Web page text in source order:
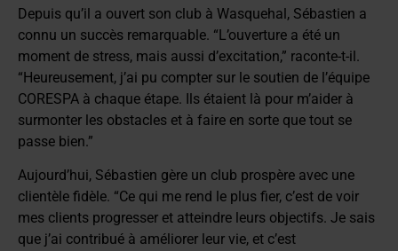
Depuis qu’il a ouvert son club à Wasquehal, Sébastien a
connu un succès remarquable. “L’ouverture a été un
moment de stress, mais aussi d’excitation,” raconte-t-il.
“Heureusement, j’ai pu compter sur le soutien de l’équipe
CORESPA à chaque étape. Ils étaient là pour m’aider à
surmonter les obstacles et à faire en sorte que tout se
passe bien.”
Aujourd’hui, Sébastien gère un club prospère avec une
clientèle fidèle. “Ce qui me rend le plus fier, c’est de voir
mes clients progresser et atteindre leurs objectifs. Je sais
que j’ai contribué à améliorer leur vie, et c’est